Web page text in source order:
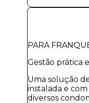
PARA
Gestão prática
Uma solução
instalada e
diversos